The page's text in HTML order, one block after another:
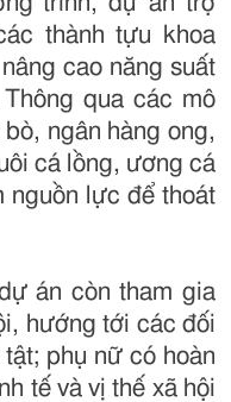
thành tựu khoa
cao năng suất
qua các mô
ngân hàng ong,
cá lồng, ương cá
nguồn lực để thoát
án còn tham gia
hướng tới các đối
phụ nữ có hoàn
tế và vị thế xã hội